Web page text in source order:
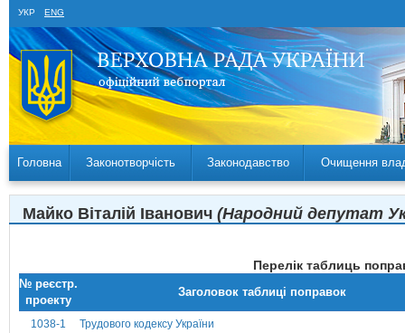
УКР ENG
Головна Законотворчість Законодавство Очищення
Майко Віталій Іванович (Народний депутат
Перелік таблиць
№ реєстр.
проекту
Заголовок таблиці поправок
1038-1 Трудового кодексу України